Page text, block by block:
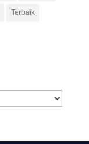
Terbaik